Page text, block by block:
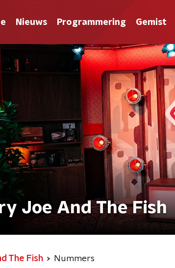
Nieuws Programmering Gemist
Joe And The Fish
The Fish Nummers